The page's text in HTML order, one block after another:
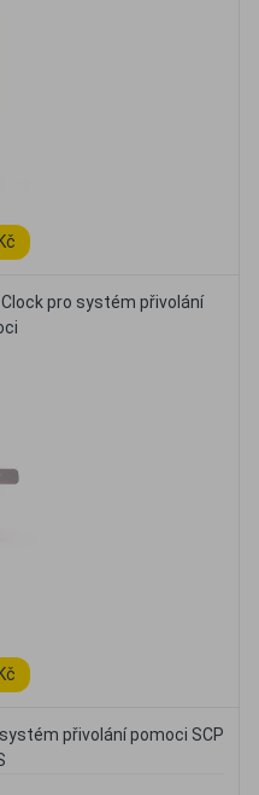
pro systém přivolání
přivolání pomoci SCP